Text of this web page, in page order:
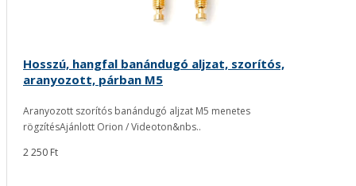
Hosszú, hangfal banándugó aljzat, szorítós,
aranyozott, párban M5
Aranyozott szorítós banándugó aljzat M5 menetes
rögzítésAjánlott Orion / Videoton&nbs..
2 250 Ft